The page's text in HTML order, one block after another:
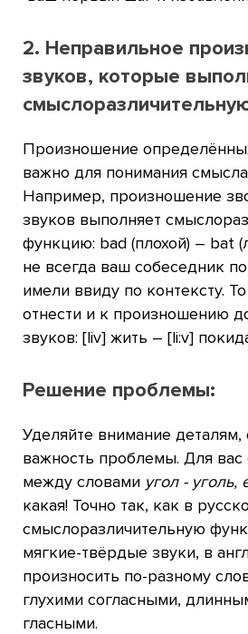
2. Неправильное
звуков, которые
Произношение
важно для понимания смысла
Например, произношение
звуков выполняет
функцию: bad (плохой) – bat
не всегда ваш собеседник
имели ввиду по контексту.
отнести и к произношению
звуков: [liv] жить – [li:v]
Решение проблемы:
Уделяйте внимание деталям,
важность проблемы. Для вас
между словами угол - уголь,
какая! Точно так, как в
смыслоразличительную
мягкие-твёрдые звуки, в
произносить по-разному
глухими согласными,
гласными.